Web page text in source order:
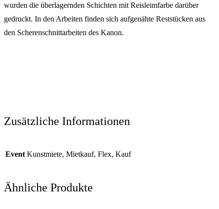
wurden die überlagernden Schichten mit Reisleimfarbe darüber
gedruckt. In den Arbeiten finden sich aufgenähte Reststücken aus
den Scherenschnittarbeiten des Kanon.
Zusätzliche Informationen
Event Kunstmiete, Mietkauf, Flex, Kauf
Ähnliche Produkte